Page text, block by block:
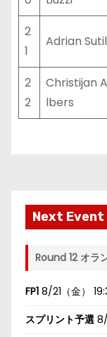
2
1
Adrian Sutil
2
2
Christijan A
lbers
Next Event
Round 12 オラ
FP1 8/21（金）
スプリント予選